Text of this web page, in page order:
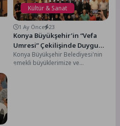
Kültür & Sanat
1 Ay Önce 23
Konya Büyükşehir’in “Vefa
Umresi” Çekilişinde Duygu
Dolu Anlar Yaşandı
Konya Büyükşehir Belediyesi'nin
emekli büyüklerimize ve